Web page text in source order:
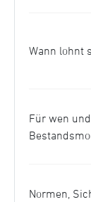
Wann lohnt
Für wen
Normen,